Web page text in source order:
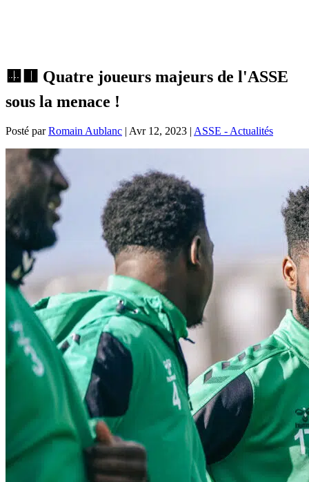
🟨🟥 Quatre joueurs majeurs de l'ASSE
sous la menace !
Posté parRomain Aublanc | Avr 12, 2023 | ASSE - Actualités